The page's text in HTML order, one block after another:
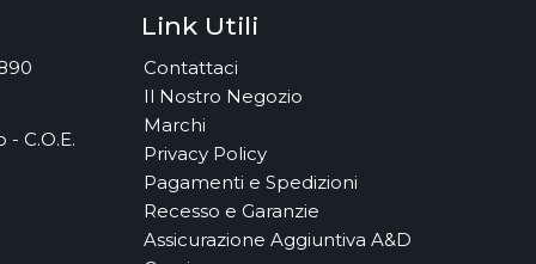
C.O.E.
Link Utili
Contattaci
Il Nostro Negozio
Marchi
Privacy Policy
Pagamenti e Spedizioni
Recesso e Garanzie
Assicurazione Aggiuntiva A&D